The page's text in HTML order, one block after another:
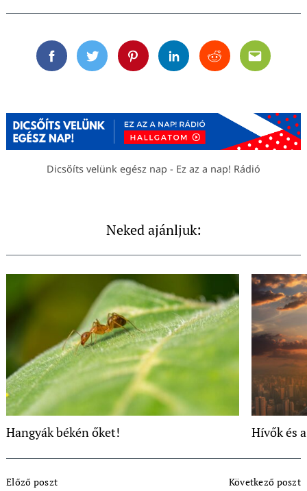
FacebookTwitterPinterestLinkedinRedditEmail
Dicsőíts velünk egész nap - Ez az a nap! Rádió
Neked ajánljuk:
Hangyák békén őket! Hívők és
Navigation
Előző poszt Következő poszt